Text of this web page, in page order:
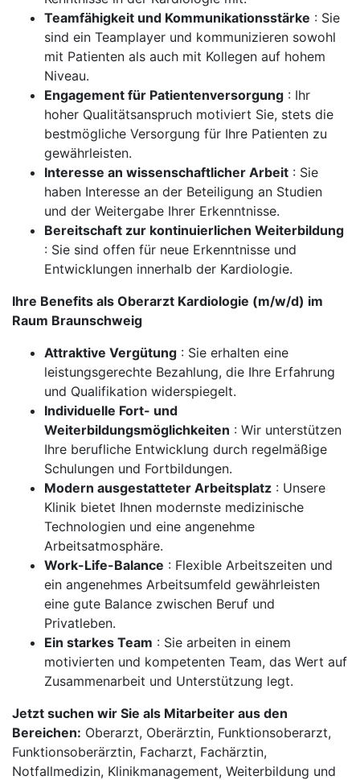
Teamfähigkeit und Kommunikationsstärke : Sie
sind ein Teamplayer und kommunizieren sowohl
mit Patienten als auch mit Kollegen auf hohem
Niveau.
Engagement für Patientenversorgung : Ihr
hoher Qualitätsanspruch motiviert Sie, stets die
bestmögliche Versorgung für Ihre Patienten zu
gewährleisten.
Interesse an wissenschaftlicher Arbeit : Sie
haben Interesse an der Beteiligung an Studien
und der Weitergabe Ihrer Erkenntnisse.
Bereitschaft zur kontinuierlichen Weiterbildung
: Sie sind offen für neue Erkenntnisse und
Entwicklungen innerhalb der Kardiologie.
Ihre Benefits als Oberarzt Kardiologie (m/w/d) im
Raum Braunschweig
Attraktive Vergütung : Sie erhalten eine
leistungsgerechte Bezahlung, die Ihre Erfahrung
und Qualifikation widerspiegelt.
Individuelle Fort- und
Weiterbildungsmöglichkeiten : Wir unterstützen
Ihre berufliche Entwicklung durch regelmäßige
Schulungen und Fortbildungen.
Modern ausgestatteter Arbeitsplatz : Unsere
Klinik bietet Ihnen modernste medizinische
Technologien und eine angenehme
Arbeitsatmosphäre.
Work-Life-Balance : Flexible Arbeitszeiten und
ein angenehmes Arbeitsumfeld gewährleisten
eine gute Balance zwischen Beruf und
Privatleben.
Ein starkes Team : Sie arbeiten in einem
motivierten und kompetenten Team, das Wert auf
Zusammenarbeit und Unterstützung legt.
Jetzt suchen wir Sie als Mitarbeiter aus den
Bereichen: Oberarzt, Oberärztin, Funktionsoberarzt,
Funktionsoberärztin, Facharzt, Fachärztin,
Notfallmedizin, Klinikmanagement, Weiterbildung und